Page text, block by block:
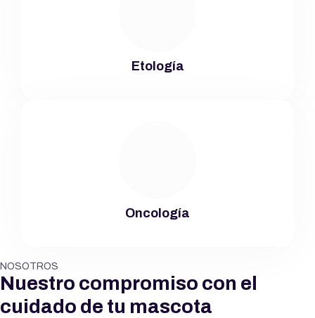
Etología
Oncología
NOSOTROS
Nuestro compromiso con el
cuidado de tu mascota